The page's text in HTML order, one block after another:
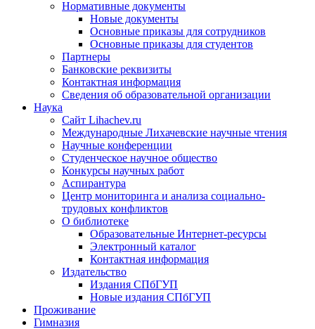
Нормативные документы
Новые документы
Основные приказы для сотрудников
Основные приказы для студентов
Партнеры
Банковские реквизиты
Контактная информация
Сведения об образовательной организации
Наука
Сайт Lihachev.ru
Международные Лихачевские научные чтения
Научные конференции
Студенческое научное общество
Конкурсы научных работ
Аспирантура
Центр мониторинга и анализа социально-
трудовых конфликтов
О библиотеке
Образовательные Интернет-ресурсы
Электронный каталог
Контактная информация
Издательство
Издания СПбГУП
Новые издания СПбГУП
Проживание
Гимназия